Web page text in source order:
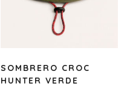
SOMBRERO CROC
HUNTER VERDE